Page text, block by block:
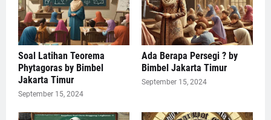
Soal Latihan Teorema
Phytagoras by Bimbel
Jakarta Timur
September 15, 2024
Ada Berapa Persegi ? by
Bimbel Jakarta Timur
September 15, 2024